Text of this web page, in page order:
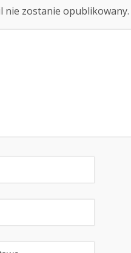
nie zostanie opublikowany.